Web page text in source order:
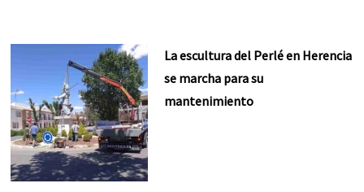
La escultura del Perlé en Herencia
se marcha para su
mantenimiento